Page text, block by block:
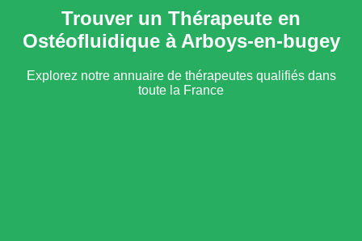
Trouver un Thérapeute en
Ostéofluidique à Arboys-en-bugey
Explorez notre annuaire de thérapeutes qualifiés dans
toute la France